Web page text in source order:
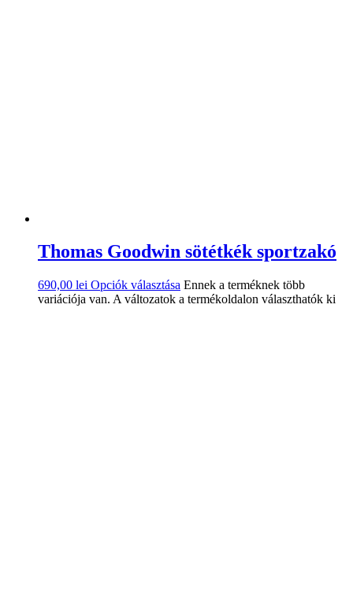
Thomas Goodwin sötétkék sportzakó
690,00 lei Opciók választása Ennek a terméknek több
variációja van. A változatok a termékoldalon választhatók ki